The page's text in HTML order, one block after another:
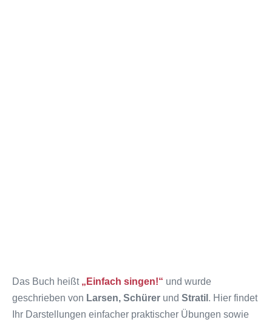
Das Buch heißt „Einfach singen!“ und wurde
geschrieben von Larsen, Schürer und Stratil . Hier findet
Ihr Darstellungen einfacher praktischer Übungen sowie